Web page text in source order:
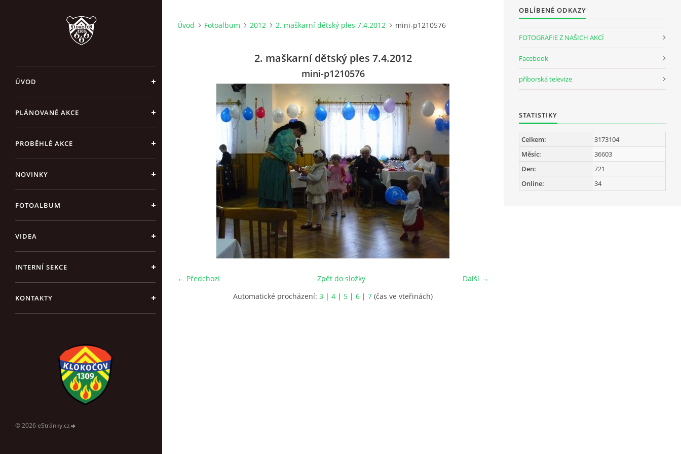
ÚVOD
PLÁNOVANÉ AKCE
PROBĚHLÉ AKCE
NOVINKY
FOTOALBUM
VIDEA
INTERNÍ SEKCE
KONTAKTY
© 2026 eStránky.cz
Úvod Fotoalbum 2012 2. maškarní dětský ples 7.4.2012 mini-p1210576
2. maškarní dětský ples 7.4.2012
mini-p1210576
← Předchozí Další →
Zpět do složky
Automatické procházení: 3 | 4 | 5 | 6 | 7 (čas ve vteřinách)
OBLÍBENÉ ODKAZY
FOTOGRAFIE Z NAŠICH AKCÍ
Facebook
příborská televize
STATISTIKY
Online: 34
Celkem:
3173104
Měsíc:
36603
Den:
721